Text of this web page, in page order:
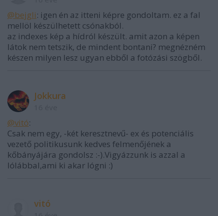
@bejgli: igen én az itteni képre gondoltam. ez a fal
mellöl készülhetett csónakból.
az indexes kép a hídról készült. amit azon a képen
látok nem tetszik, de mindent bontani? megnézném
készen milyen lesz ugyan ebből a fotózási szögből.
Jokkura
@vitó:
Csak nem egy, -két keresztnevű- ex és potenciális
vezető politikusunk kedves felmenőjének a
kőbányájára gondolsz :-).Vigyázzunk is azzal a
lólábbal,ami ki akar lógni :)
vitó